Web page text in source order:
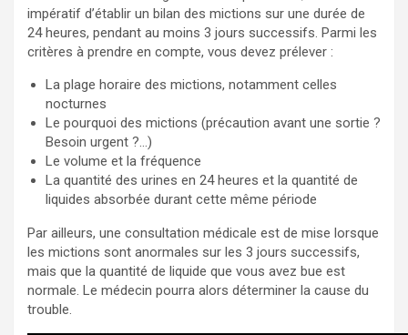
impératif d’établir un bilan des mictions sur une durée de
24 heures, pendant au moins 3 jours successifs. Parmi les
critères à prendre en compte, vous devez prélever :
La plage horaire des mictions, notamment celles
nocturnes
Le pourquoi des mictions (précaution avant une sortie ?
Besoin urgent ?…)
Le volume et la fréquence
La quantité des urines en 24 heures et la quantité de
liquides absorbée durant cette même période
Par ailleurs, une consultation médicale est de mise lorsque
les mictions sont anormales sur les 3 jours successifs,
mais que la quantité de liquide que vous avez bue est
normale. Le médecin pourra alors déterminer la cause du
trouble.